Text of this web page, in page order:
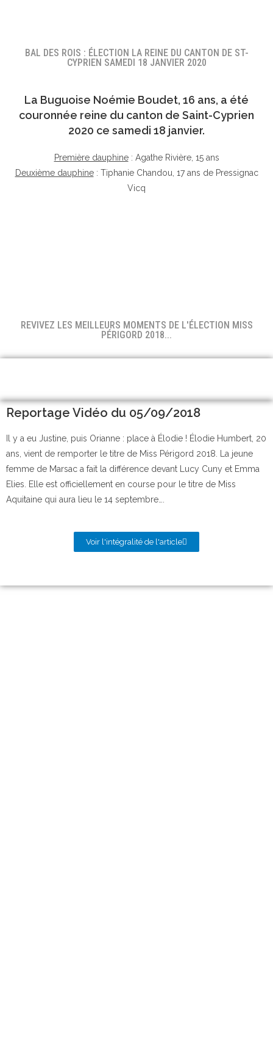
BAL DES ROIS : ÉLECTION LA REINE DU CANTON DE ST-
CYPRIEN SAMEDI 18 JANVIER 2020
La Buguoise Noémie Boudet, 16 ans, a été
couronnée reine du canton de Saint-Cyprien
2020 ce samedi 18 janvier.
Première dauphine: Agathe Rivière, 15 ans
Deuxième dauphine: Tiphanie Chandou, 17 ans de Pressignac
Vicq
REVIVEZ LES MEILLEURS MOMENTS DE L'ÉLECTION MISS
PÉRIGORD 2018...
Reportage Vidéo du 05/09/2018
Il y a eu Justine, puis Orianne : place à Élodie ! Élodie Humbert, 20
ans, vient de remporter le titre de Miss Périgord 2018. La jeune
femme de Marsac a fait la différence devant Lucy Cuny et Emma
Elies. Elle est officiellement en course pour le titre de Miss
Aquitaine qui aura lieu le 14 septembre….
Voir l'intégralité de l'article